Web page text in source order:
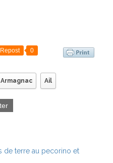
Repost 0
Armagnac Ail